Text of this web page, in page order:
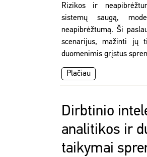
Rizikos ir
sistemų saugą,
neapibrėžtumą. Ši
scenarijus, mažinti jų
duomenimis grįstus
Plačiau
Dirbtinio
analitikos ir
taikymai